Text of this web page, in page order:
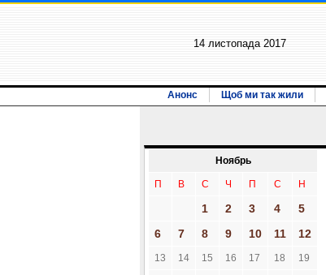
14 листопада 2017
Анонс Щоб ми так жили
Ноябрь
П В С Ч П С Н
1 2 3 4
5
6
7 8 9 10 11 12
13 14 15 16 17 18 19